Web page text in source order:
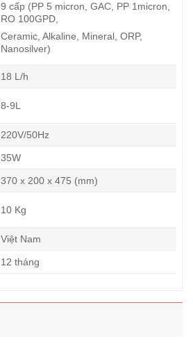
9 cấp (PP 5 micron, GAC, PP 1micron,
RO 100GPD,
Ceramic, Alkaline, Mineral, ORP,
Nanosilver)
18 L/h
8-9L
220V/50Hz
35W
370 x 200 x 475 (mm)
10 Kg
Việt Nam
12 tháng